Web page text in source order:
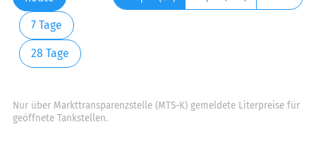
7 Tage
28 Tage
Nur über Markttransparenzstelle (MTS-K) gemeldete Literpreise für
geöffnete Tankstellen.